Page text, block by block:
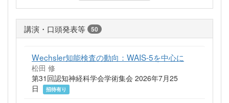
講演・口頭発表等 50
Wechsler知能検査の動向：WAIS-5を中心に
松田 修
第31回認知神経科学会学術集会 2026年7月25
日
招待有り